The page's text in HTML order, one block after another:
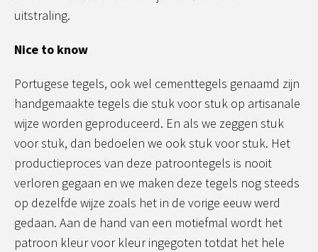
uitstraling.
Nice to know
Portugese tegels, ook wel cementtegels genaamd zijn
handgemaakte tegels die stuk voor stuk op artisanale
wijze worden geproduceerd. En als we zeggen stuk
voor stuk, dan bedoelen we ook stuk voor stuk. Het
productieproces van deze patroontegels is nooit
verloren gegaan en we maken deze tegels nog steeds
op dezelfde wijze zoals het in de vorige eeuw werd
gedaan. Aan de hand van een motiefmal wordt het
patroon kleur voor kleur ingegoten totdat het hele